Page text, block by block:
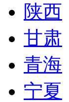
陕西
甘肃
青海
宁夏